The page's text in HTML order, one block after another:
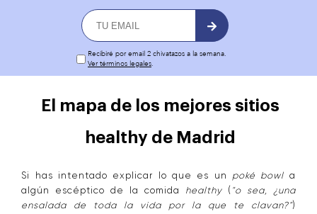
Recibiré por email 2 chivatazos a la semana.
Ver términos legales.
El mapa de los mejores sitios
healthy de Madrid
Si has intentado explicar lo que es un poké bowl a
algún escéptico de la comida healthy( "o sea, ¿una
ensalada de toda la vida por la que te clavan?")